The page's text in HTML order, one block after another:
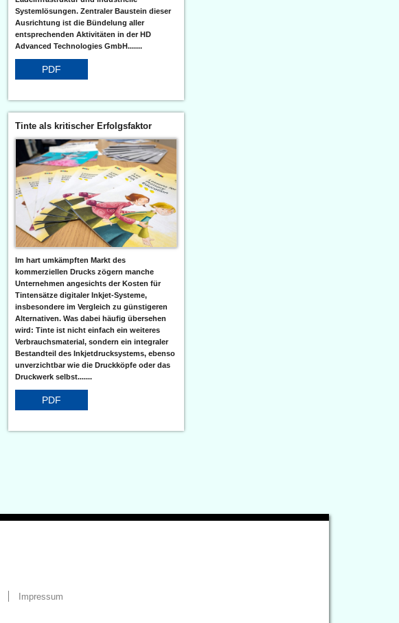
Systemlösungen. Zentraler Baustein dieser
Ausrichtung ist die Bündelung aller
entsprechenden Aktivitäten in der HD
Advanced Technologies GmbH.......
PDF
Tinte als kritischer Erfolgsfaktor
Im hart umkämpften Markt des
kommerziellen Drucks zögern manche
Unternehmen angesichts der Kosten für
Tintensätze digitaler Inkjet-Systeme,
insbesondere im Vergleich zu günstigeren
Alternativen. Was dabei häufig übersehen
wird: Tinte ist nicht einfach ein weiteres
Verbrauchsmaterial, sondern ein integraler
Bestandteil des Inkjetdrucksystems, ebenso
unverzichtbar wie die Druckköpfe oder das
Druckwerk selbst.......
PDF
Impressum